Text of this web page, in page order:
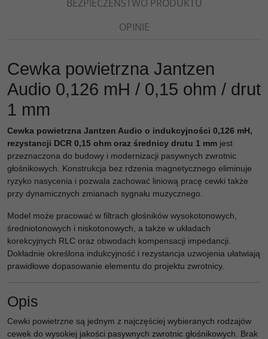
BEZPIECZEŃSTWO PRODUKTU
OPINIE
Cewka powietrzna Jantzen
Audio 0,126 mH / 0,15 ohm / drut
1 mm
Cewka powietrzna Jantzen Audio o indukcyjności 0,126 mH,
rezystancji DCR 0,15 ohm oraz średnicy drutu 1 mm jest
przeznaczona do budowy i modernizacji pasywnych zwrotnic
głośnikowych. Konstrukcja bez rdzenia magnetycznego eliminuje
ryzyko nasycenia i pozwala zachować liniową pracę cewki także
przy dynamicznych zmianach sygnału muzycznego.
Model może pracować w filtrach głośników wysokotonowych,
średniotonowych i niskotonowych, a także w układach
korekcyjnych RLC oraz obwodach kompensacji impedancji.
Dokładnie określona indukcyjność i rezystancja uzwojenia ułatwiają
prawidłowe dopasowanie elementu do projektu zwrotnicy.
Opis
Cewki powietrzne są jednym z najczęściej wybieranych rodzajów
cewek do wysokiej jakości pasywnych zwrotnic głośnikowych. Brak